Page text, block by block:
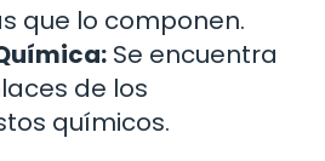
que lo componen.
Se encuentra
de los
químicos.